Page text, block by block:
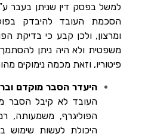
למשל בפסק דין שניתן בעבר
הסכמת העובד להיבדק
ומרצון, ולכן קבע כי בדיקת
משפטית ולא היה ניתן
פיטוריו, וזאת מכמה נימוקים
היעדר הסבר מוקדם
העובד לא קיבל הסבר
הפוליגרף, משמעותה,
היכולת לעשות שימוש